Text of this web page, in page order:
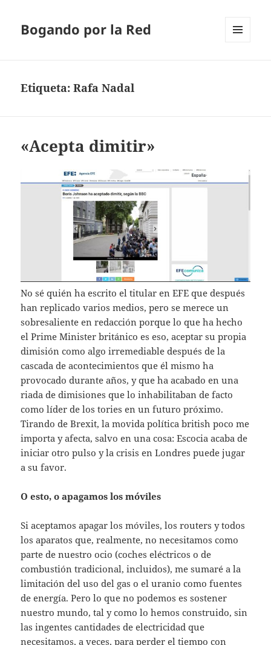
Bogando por la Red
Etiqueta:Rafa Nadal
«Acepta dimitir»
No sé quién ha escrito el titular en EFE que después
han replicado varios medios, pero se merece un
sobresaliente en redacción porque lo que ha hecho
el Prime Minister británico es eso, aceptar su propia
dimisión como algo irremediable después de la
cascada de acontecimientos que él mismo ha
provocado durante años, y que ha acabado en una
riada de dimisiones que lo inhabilitaban de facto
como líder de los tories en un futuro próximo.
Tirando de Brexit, la movida política british poco me
importa y afecta, salvo en una cosa: Escocia acaba de
iniciar otro pulso y la crisis en Londres puede jugar
a su favor.
O esto, o apagamos los móviles
Si aceptamos apagar los móviles, los routers y todos
los aparatos que, realmente, no necesitamos como
parte de nuestro ocio (coches eléctricos o de
combustión tradicional, incluidos), me sumaré a la
limitación del uso del gas o el uranio como fuentes
de energía. Pero lo que no podemos es sostener
nuestro mundo, tal y como lo hemos construido, sin
las ingentes cantidades de electricidad que
necesitamos, a veces, para perder el tiempo con